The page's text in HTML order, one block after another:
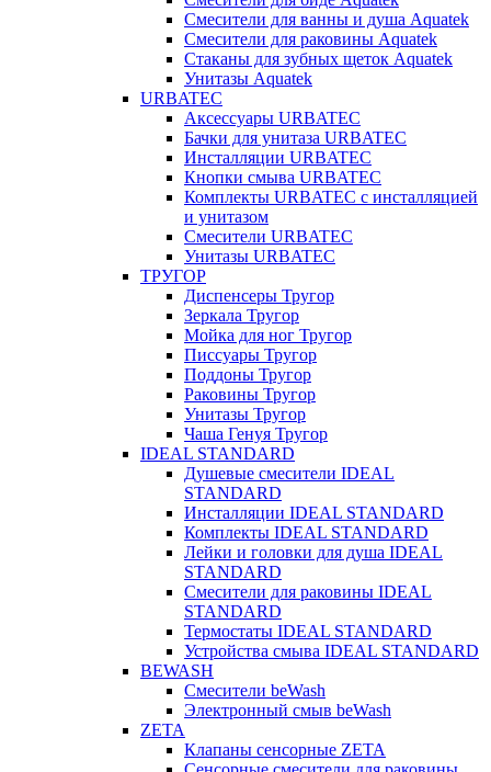
Смесители для ванны и душа Aquatek
Смесители для раковины Aquatek
Стаканы для зубных щеток Aquatek
Унитазы Aquatek
URBATEC
Аксессуары URBATEC
Бачки для унитаза URBATEC
Инсталляции URBATEC
Кнопки смыва URBATEC
Комплекты URBATEC с инсталляцией
и унитазом
Смесители URBATEC
Унитазы URBATEC
ТРУГОР
Диспенсеры Тругор
Зеркала Тругор
Мойка для ног Тругор
Писсуары Тругор
Поддоны Тругор
Раковины Тругор
Унитазы Тругор
Чаша Генуя Тругор
IDEAL STANDARD
Душевые смесители IDEAL
STANDARD
Инсталляции IDEAL STANDARD
Комплекты IDEAL STANDARD
Лейки и головки для душа IDEAL
STANDARD
Смесители для раковины IDEAL
STANDARD
Термостаты IDEAL STANDARD
Устройства смыва IDEAL STANDARD
BEWASH
Смесители beWash
Электронный смыв beWash
ZETA
Клапаны сенсорные ZETA